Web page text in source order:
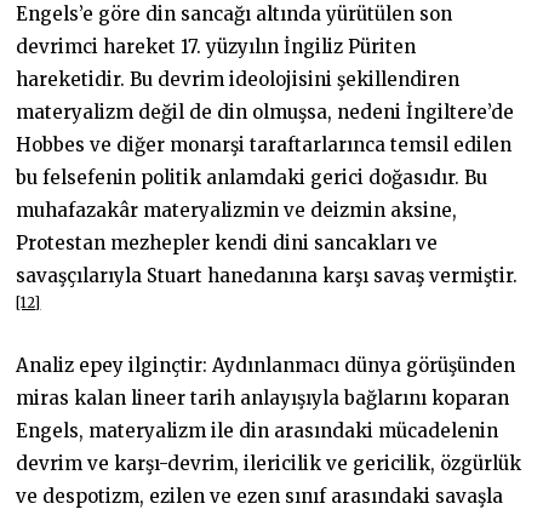
Engels’e göre din sancağı altında yürütülen son
devrimci hareket 17. yüzyılın İngiliz Püriten
hareketidir. Bu devrim ideolojisini şekillendiren
materyalizm değil de din olmuşsa, nedeni İngiltere’de
Hobbes ve diğer monarşi taraftarlarınca temsil edilen
bu felsefenin politik anlamdaki gerici doğasıdır. Bu
muhafazakâr materyalizmin ve deizmin aksine,
Protestan mezhepler kendi dini sancakları ve
savaşçılarıyla Stuart hanedanına karşı savaş vermiştir.
[12]
Analiz epey ilginçtir: Aydınlanmacı dünya görüşünden
miras kalan lineer tarih anlayışıyla bağlarını koparan
Engels, materyalizm ile din arasındaki mücadelenin
devrim ve karşı-devrim, ilericilik ve gericilik, özgürlük
ve despotizm, ezilen ve ezen sınıf arasındaki savaşla